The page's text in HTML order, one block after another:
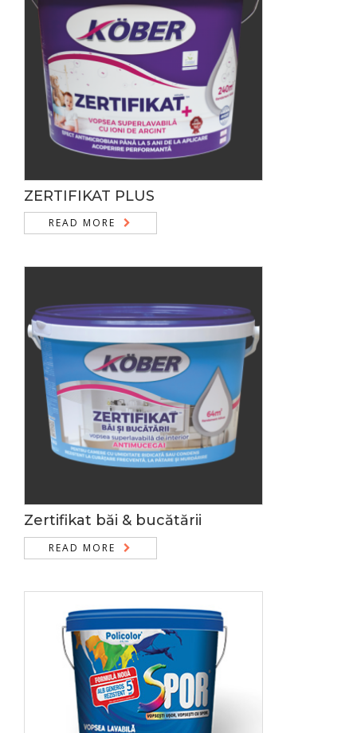
ZERTIFIKAT PLUS
READ MORE
Zertifikat băi & bucătării
READ MORE